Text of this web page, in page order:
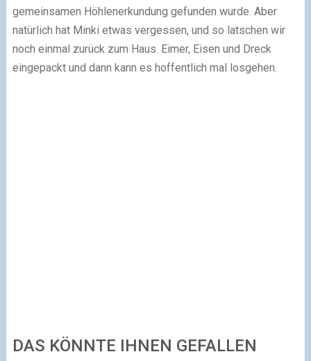
gemeinsamen Höhlenerkundung gefunden wurde. Aber
natürlich hat Minki etwas vergessen, und so latschen wir
noch einmal zurück zum Haus. Eimer, Eisen und Dreck
eingepackt und dann kann es hoffentlich mal losgehen.
DAS KÖNNTE IHNEN GEFALLEN